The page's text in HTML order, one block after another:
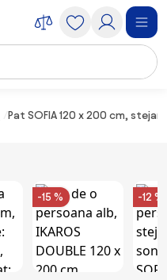
Pat SOFIA 120 x 200 cm,
-15 % -12 %